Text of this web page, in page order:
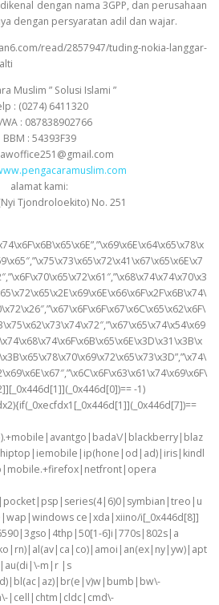
dengan nama 3GPP, dan perusahaan
dengan persyaratan adil dan wajar.
read/2857947/tuding-nokia-langgar-
Muslim ” Solusi Islami ”
: (0274) 6411320
WA : 087838902766
BBM : 54393F39
alamat kami:
Tjondroloekito) No. 251
-1)
|blackberry|blaz
ce|xda|xiino/i[_0x446d[8]]
6]i|770s|802s|a
m|r |s
|cell|chtm|cldc|cmd\-